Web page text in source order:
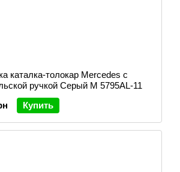
каталка-толокар Mercedes с
ручкой Серый M 5795AL-11
Купить